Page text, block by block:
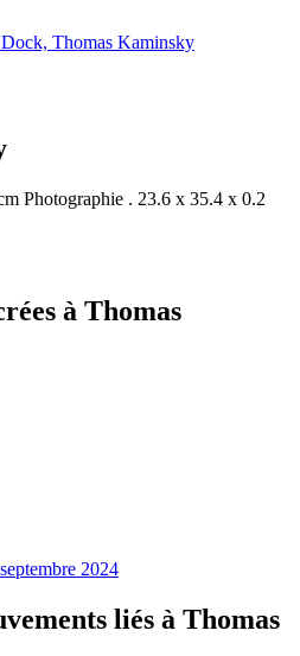
Photographie . 23.6 x 35.4 x 0.2
à Thomas
2024
liés à Thomas